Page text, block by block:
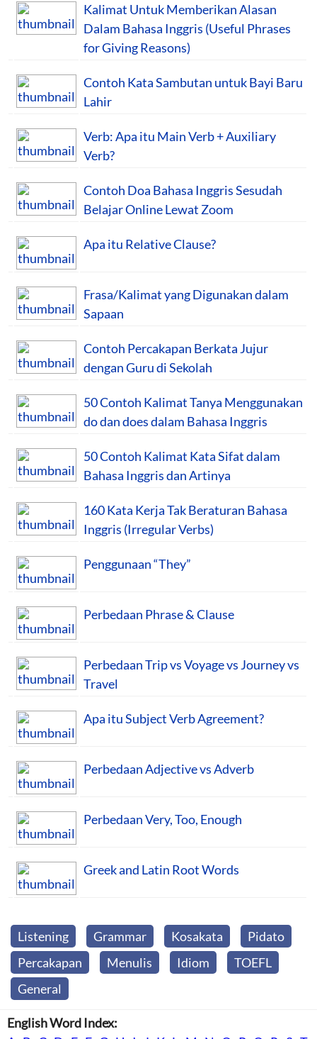
Kalimat Untuk Memberikan Alasan
Dalam Bahasa Inggris (Useful Phrases
for Giving Reasons)
Contoh Kata Sambutan untuk Bayi Baru
Lahir
Verb: Apa itu Main Verb + Auxiliary
Verb?
Contoh Doa Bahasa Inggris Sesudah
Belajar Online Lewat Zoom
Apa itu Relative Clause?
Frasa/Kalimat yang Digunakan dalam
Sapaan
Contoh Percakapan Berkata Jujur
dengan Guru di Sekolah
50 Contoh Kalimat Tanya Menggunakan
do dan does dalam Bahasa Inggris
50 Contoh Kalimat Kata Sifat dalam
Bahasa Inggris dan Artinya
160 Kata Kerja Tak Beraturan Bahasa
Inggris (Irregular Verbs)
Penggunaan “They”
Perbedaan Phrase & Clause
Perbedaan Trip vs Voyage vs Journey vs
Travel
Apa itu Subject Verb Agreement?
Perbedaan Adjective vs Adverb
Perbedaan Very, Too, Enough
Greek and Latin Root Words
Listening Grammar Kosakata
Pidato
Percakapan
Menulis Idiom
TOEFL
General
English Word Index: